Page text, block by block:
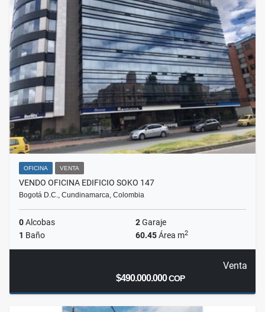
OFICINA VENTA
VENDO OFICINA EDIFICIO SOKO 147
Bogotá D.C., Cundinamarca, Colombia
0Alcobas 2Garaje
1 Baño 60.45Área m2
Venta
$490.000.000COP